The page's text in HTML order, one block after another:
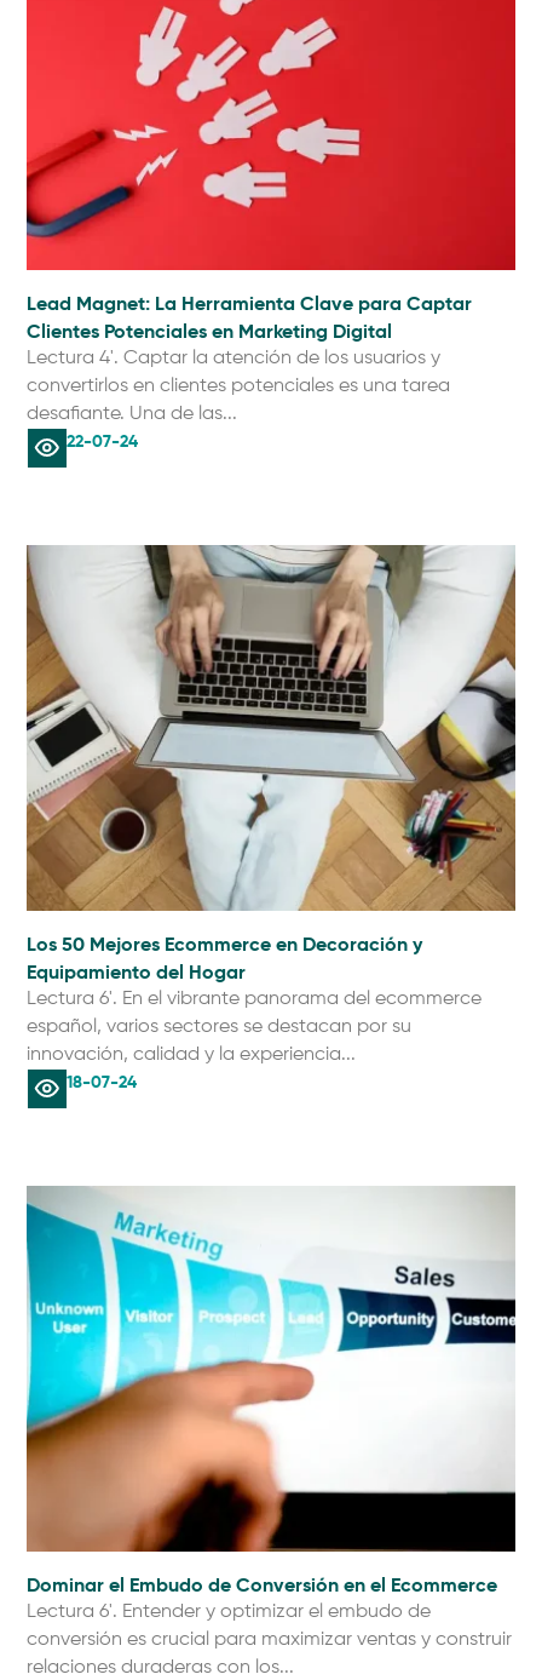
Lead Magnet: La Herramienta Clave para Captar
Clientes Potenciales en Marketing Digital
Lectura 4'. Captar la atención de los usuarios y
convertirlos en clientes potenciales es una tarea
desafiante. Una de las...
22-07-24
Los 50 Mejores Ecommerce en Decoración y
Equipamiento del Hogar
Lectura 6'. En el vibrante panorama del ecommerce
español, varios sectores se destacan por su
innovación, calidad y la experiencia...
18-07-24
Dominar el Embudo de Conversión en el Ecommerce
Lectura 6'. Entender y optimizar el embudo de
conversión es crucial para maximizar ventas y construir
relaciones duraderas con los...